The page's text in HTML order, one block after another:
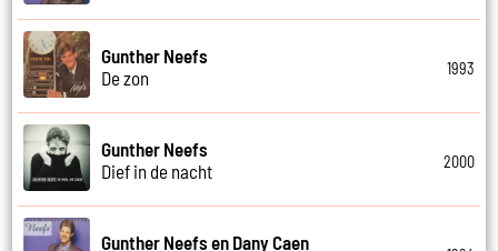
Gunther Neefs
De zon
1993
Gunther Neefs
Dief in de nacht
2000
Gunther Neefs en Dany Caen